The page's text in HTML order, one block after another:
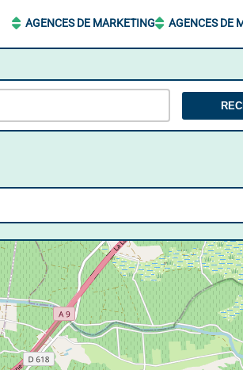
AGENCES DE MARKETING AGENCES DE